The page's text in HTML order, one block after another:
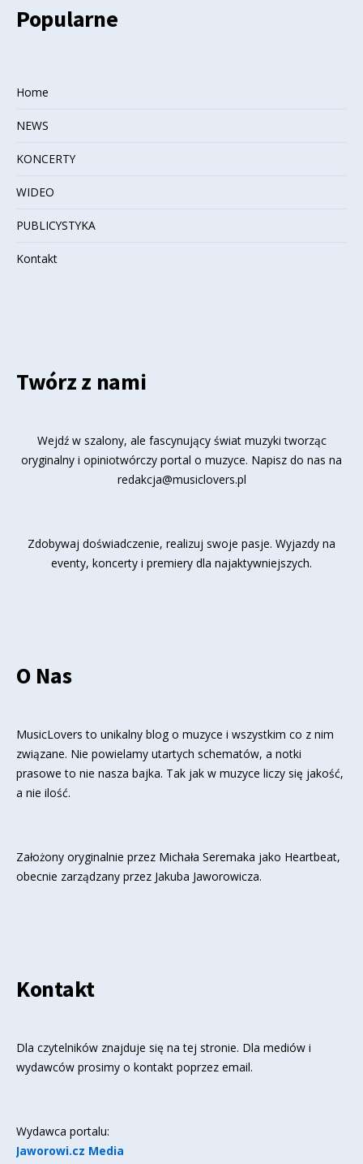
Popularne
Home
NEWS
KONCERTY
WIDEO
PUBLICYSTYKA
Kontakt
Twórz z nami
Wejdź w szalony, ale fascynujący świat muzyki tworząc
oryginalny i opiniotwórczy portal o muzyce. Napisz do nas na
redakcja@musiclovers.pl
Zdobywaj doświadczenie, realizuj swoje pasje. Wyjazdy na
eventy, koncerty i premiery dla najaktywniejszych.
O Nas
MusicLovers to unikalny blog o muzyce i wszystkim co z nim
związane. Nie powielamy utartych schematów, a notki
prasowe to nie nasza bajka. Tak jak w muzyce liczy się jakość,
a nie ilość.
Założony oryginalnie przez Michała Seremaka jako Heartbeat,
obecnie zarządzany przez Jakuba Jaworowicza.
Kontakt
Dla czytelników znajduje się na tej stronie. Dla mediów i
wydawców prosimy o kontakt poprzez email.
Wydawca portalu:
Jaworowi.cz Media